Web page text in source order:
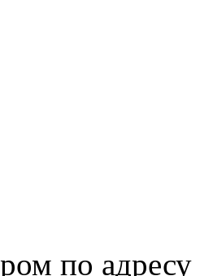
по адресу